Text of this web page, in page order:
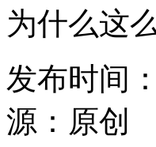
为什么这
发布时间
源：原创